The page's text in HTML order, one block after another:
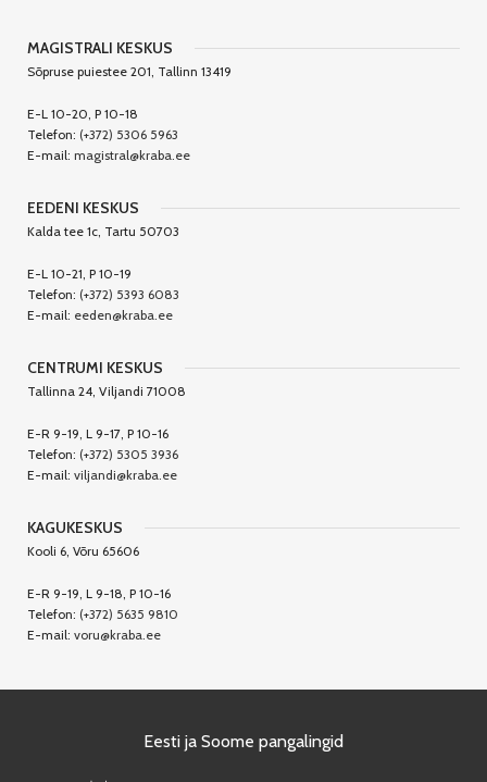
MAGISTRALI KESKUS
Sõpruse puiestee 201, Tallinn 13419
E-L 10-20, P 10-18
Telefon: (+372) 5306 5963
E-mail: magistral@kraba.ee
EEDENI KESKUS
Kalda tee 1c, Tartu 50703
E-L 10-21, P 10-19
Telefon: (+372) 5393 6083
E-mail: eeden@kraba.ee
CENTRUMI KESKUS
Tallinna 24, Viljandi 71008
E-R 9-19, L 9-17, P 10-16
Telefon: (+372) 5305 3936
E-mail: viljandi@kraba.ee
KAGUKESKUS
Kooli 6, Võru 65606
E-R 9-19, L 9-18, P 10-16
Telefon: (+372) 5635 9810
E-mail: voru@kraba.ee
Eesti ja Soome pangalingid